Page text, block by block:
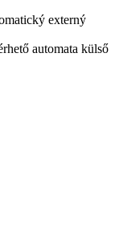
externý
automata külső